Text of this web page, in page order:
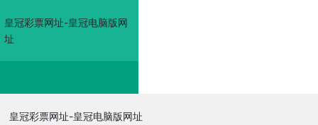
皇冠彩票网址-皇冠电脑版网
址
皇冠彩票网址-皇冠电
皇冠彩票网址-皇冠电脑版网址